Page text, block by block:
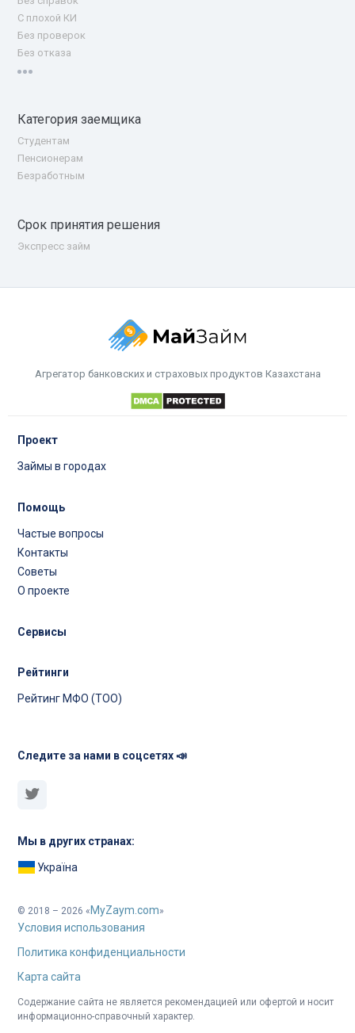
С плохой КИ
Без проверок
Без отказа
Категория заемщика
Студентам
Пенсионерам
Безработным
Срок принятия решения
Экспресс займ
Агрегатор банковских и страховых продуктов Казахстана
Проект
Займы в городах
Помощь
Частые вопросы
Контакты
Советы
О проекте
Сервисы
Рейтинги
Рейтинг МФО (ТОО)
Следите за нами в соцсетях 📣
Мы в других странах:
Україна
© 2018 – 2026 « MyZaym.com»
Условия использования
Политика конфиденциальности
Карта сайта
Содержание сайта не является рекомендацией или офертой и носит
информационно-справочный характер.